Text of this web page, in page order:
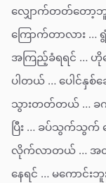
လျှောက်တတ်တော့ဘူး
ကြောက်တာလား …
အကြည့်ခံရရင် … ဟို
ပါတယ် … ပေါင်နှစ်
သွားတတ်တယ် … ခ
ပြီး … ခပ်သွက်သွ
လိုက်လာတယ် … အတင်
နေရင် … မကောင်းဘူ